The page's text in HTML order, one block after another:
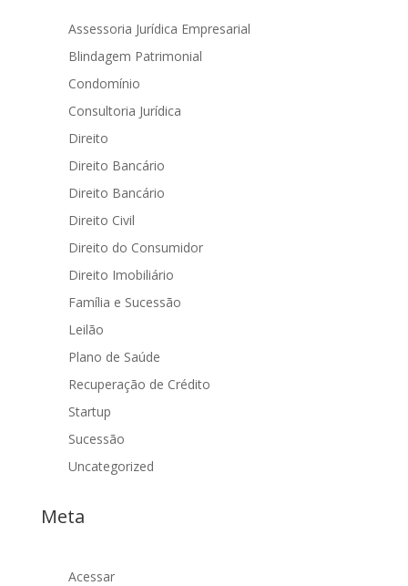
Assessoria Jurídica Empresarial
Blindagem Patrimonial
Condomínio
Consultoria Jurídica
Direito
Direito Bancário
Direito Bancário
Direito Civil
Direito do Consumidor
Direito Imobiliário
Família e Sucessão
Leilão
Plano de Saúde
Recuperação de Crédito
Startup
Sucessão
Uncategorized
Meta
Acessar